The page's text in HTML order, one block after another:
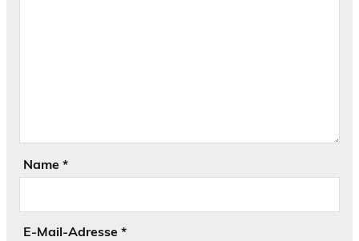
Name *
E-Mail-Adresse *